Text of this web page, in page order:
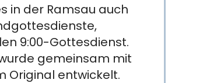
in der Ramsau auch
9:00-Gottesdienst.
gemeinsam mit
Original entwickelt.